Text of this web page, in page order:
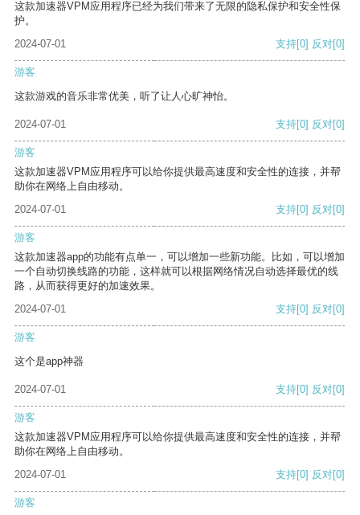
这款加速器VPM应用程序已经为我们带来了无限的隐私保护和安全性保
护。
2024-07-01
支持[0] 反对[0]
游客
这款游戏的音乐非常优美，听了让人心旷神怡。
2024-07-01 支持[0] 反对[0]
游客
这款加速器VPM应用程序可以给你提供最高速度和安全性的连接，并帮
助你在网络上自由移动。
2024-07-01
支持[0] 反对[0]
游客
这款加速器app的功能有点单一，可以增加一些新功能。比如，可以增加
一个自动切换线路的功能，这样就可以根据网络情况自动选择最优的线
路，从而获得更好的加速效果。
2024-07-01
支持[0] 反对[0]
游客
这个是app神器
2024-07-01 支持[0] 反对[0]
游客
这款加速器VPM应用程序可以给你提供最高速度和安全性的连接，并帮
助你在网络上自由移动。
2024-07-01
支持[0] 反对[0]
游客